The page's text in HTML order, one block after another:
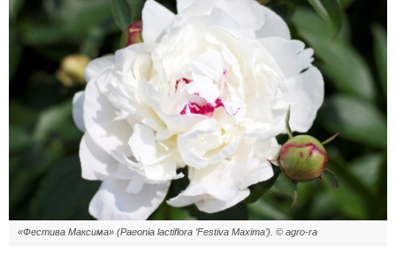
«Фестива Максима» (Paeonia lactiflora ’Festiva Maxima’). © agro-ra